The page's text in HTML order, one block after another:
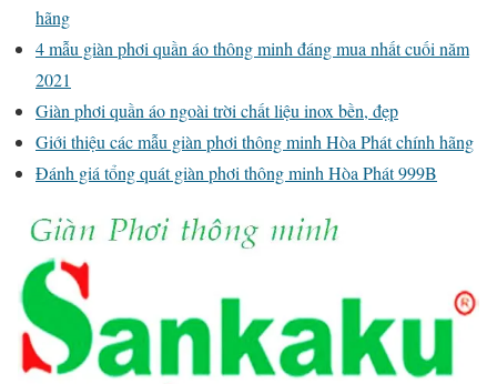
hãng
4 mẫu giàn phơi quần áo thông minh đáng mua nhất cuối năm
2021
Giàn phơi quần áo ngoài trời chất liệu inox bền, đẹp
Giới thiệu các mẫu giàn phơi thông minh Hòa Phát chính hãng
Đánh giá tổng quát giàn phơi thông minh Hòa Phát 999B